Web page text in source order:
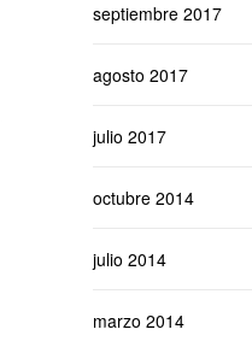
septiembre 2017
agosto 2017
julio 2017
octubre 2014
julio 2014
marzo 2014